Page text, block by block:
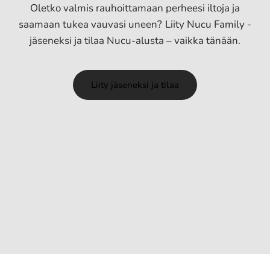
Oletko valmis rauhoittamaan perheesi iltoja ja
saamaan tukea vauvasi uneen? Liity Nucu Family -
jäseneksi ja tilaa Nucu-alusta – vaikka tänään.
Liity jäseneksi ja tilaa